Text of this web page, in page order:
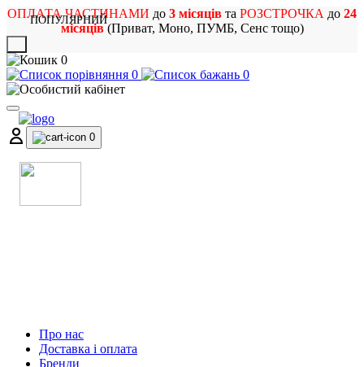
ОПЛАТА ЧАСТИНАМИ до 3 місяців та РОЗСТРОЧКА до 24
місяців(Приват, Моно, ПУМБ, Сенс тощо)
0
0
0
0
Про нас
Доставка і оплата
Бренди
ПОПУЛЯРНИЙ